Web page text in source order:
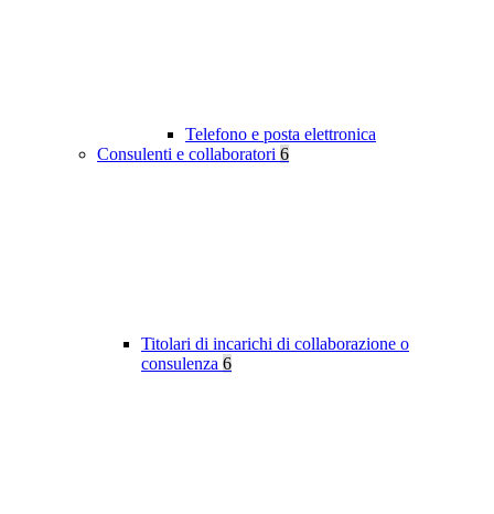
Telefono e posta elettronica
Consulenti e collaboratori 6
Titolari di incarichi di collaborazione o
consulenza 6